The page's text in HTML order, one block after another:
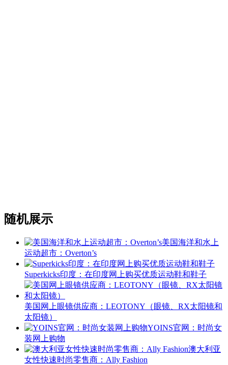
随机展示
美国海洋和水上
运动超市：Overton’s
Superkicks印度：在印度网上购买优质运动鞋和鞋子
美国网上眼镜供应商：LEOTONY（眼镜、RX太阳镜和
太阳镜）
YOINS官网：时尚女
装网上购物
澳大利亚
女性快速时尚零售商：Ally Fashion